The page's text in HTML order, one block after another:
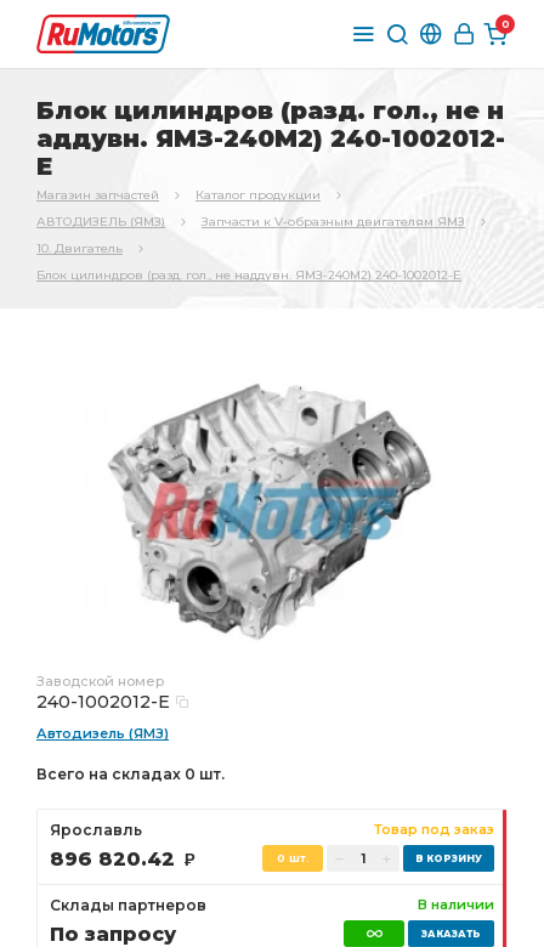
0
Блок цилиндров (разд. гол., не н
аддувн. ЯМЗ-240М2) 240-1002012-
Е
Магазин запчастей
Каталог продукции
АВТОДИЗЕЛЬ (ЯМЗ)
Запчасти к V-образным двигателям ЯМЗ
10. Двигатель
Блок цилиндров (разд. гол., не наддувн. ЯМЗ-240М2) 240-1002012-Е
Заводской номер
240-1002012-Е
Автодизель (ЯМЗ)
Всего на складах 0 шт.
Ярославль Товар под заказ
896 820.42 Р 0 шт.
Склады партнеров В наличии
По запросу